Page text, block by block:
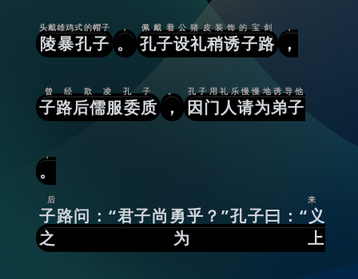
陵暴孔子
头戴雄鸡式的帽子
。
，
孔子设礼稍诱子路
佩戴着公猪皮装饰的宝剑
，
，
子路后儒服委质
曾经欺凌孔子
，
。
因门人请为弟子
孔子用礼乐慢慢地诱导他
。
，
子路问：“君子尚勇乎？”孔子曰：“义
之为上
后来